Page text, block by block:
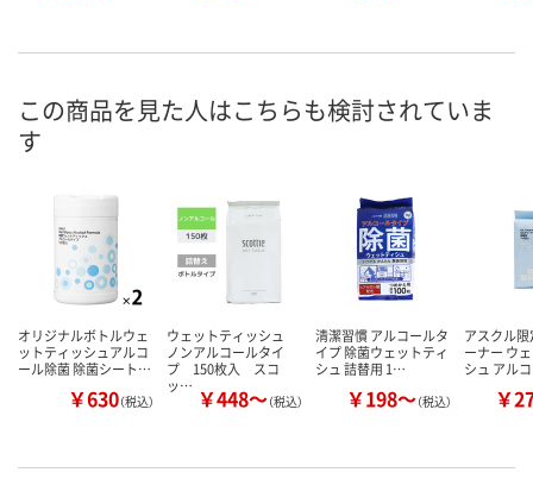
この商品を見た人はこちらも検討されていま
す
オリジナルボトルウェ
ットティッシュアルコ
ール除菌 除菌シート…
￥630（税込）
ウェットティッシュ
ノンアルコールタイ
プ 150枚入 スコ
ッ… ￥448～（税込）
清潔習慣 アルコールタ
イプ 除菌ウェットティ
シュ 詰替用 1…
￥198～（税込）
アスクル
ーナー ウ
シュ アル
￥